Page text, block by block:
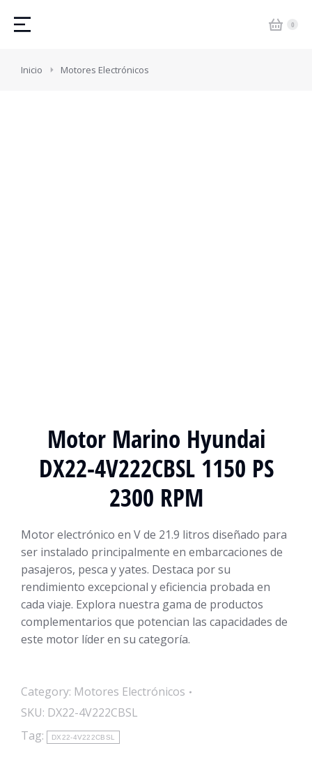
Estás aquí:
Inicio Motores Electrónicos
Motor Marino Hyundai
DX22-4V222CBSL 1150 PS
2300 RPM
Motor electrónico en V de 21.9 litros diseñado para
ser instalado principalmente en embarcaciones de
pasajeros, pesca y yates. Destaca por su
rendimiento excepcional y eficiencia probada en
cada viaje. Explora nuestra gama de productos
complementarios que potencian las capacidades de
este motor líder en su categoría.
Category: Motores Electrónicos
SKU: DX22-4V222CBSL
Tag:
DX22-4V222CBSL